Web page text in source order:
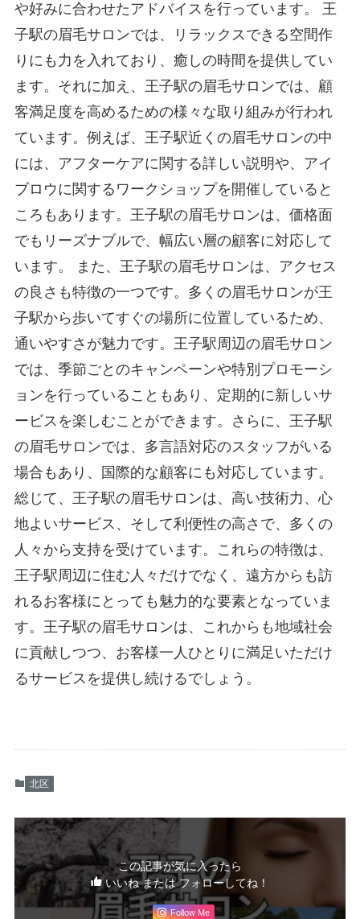
や好みに合わせたアドバイスを行っています。 王
子駅の眉毛サロンでは、リラックスできる空間作
りにも力を入れており、癒しの時間を提供してい
ます。それに加え、王子駅の眉毛サロンでは、顧
客満足度を高めるための様々な取り組みが行われ
ています。例えば、王子駅近くの眉毛サロンの中
には、アフターケアに関する詳しい説明や、アイ
ブロウに関するワークショップを開催していると
ころもあります。王子駅の眉毛サロンは、価格面
でもリーズナブルで、幅広い層の顧客に対応して
います。 また、王子駅の眉毛サロンは、アクセス
の良さも特徴の一つです。多くの眉毛サロンが王
子駅から歩いてすぐの場所に位置しているため、
通いやすさが魅力です。王子駅周辺の眉毛サロン
では、季節ごとのキャンペーンや特別プロモーシ
ョンを行っていることもあり、定期的に新しいサ
ービスを楽しむことができます。さらに、王子駅
の眉毛サロンでは、多言語対応のスタッフがいる
場合もあり、国際的な顧客にも対応しています。
総じて、王子駅の眉毛サロンは、高い技術力、心
地よいサービス、そして利便性の高さで、多くの
人々から支持を受けています。これらの特徴は、
王子駅周辺に住む人々だけでなく、遠方からも訪
れるお客様にとっても魅力的な要素となっていま
す。王子駅の眉毛サロンは、これからも地域社会
に貢献しつつ、お客様一人ひとりに満足いただけ
るサービスを提供し続けるでしょう。
北区
この記事が気に入ったら
いいね または フォローしてね！
Follow Me